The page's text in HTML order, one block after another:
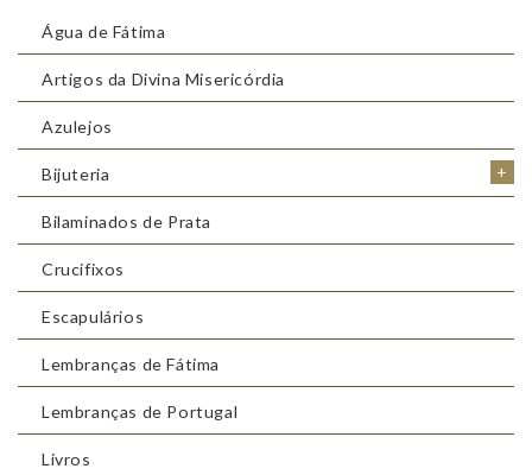
Água de Fátima
Artigos da Divina Misericórdia
Azulejos
+
Bijuteria
Bilaminados de Prata
Crucifixos
Escapulários
Lembranças de Fátima
Lembranças de Portugal
Livros